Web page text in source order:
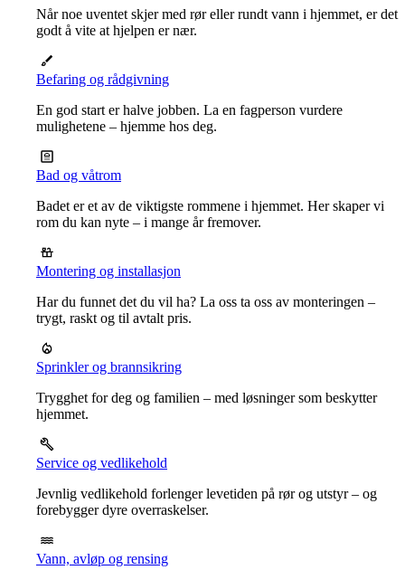
Når noe uventet skjer med rør eller rundt vann i hjemmet, er det
godt å vite at hjelpen er nær.
Befaring og rådgivning
En god start er halve jobben. La en fagperson vurdere
mulighetene – hjemme hos deg.
Bad og våtrom
Badet er et av de viktigste rommene i hjemmet. Her skaper vi
rom du kan nyte – i mange år fremover.
Montering og installasjon
Har du funnet det du vil ha? La oss ta oss av monteringen –
trygt, raskt og til avtalt pris.
Sprinkler og brannsikring
Trygghet for deg og familien – med løsninger som beskytter
hjemmet.
Service og vedlikehold
Jevnlig vedlikehold forlenger levetiden på rør og utstyr – og
forebygger dyre overraskelser.
Vann, avløp og rensing